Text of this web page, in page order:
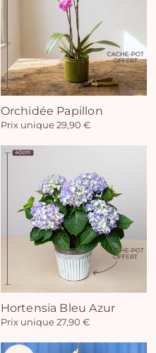
Orchidée Papillon
Prix unique 29,90 €
Hortensia Bleu Azur
Prix unique 27,90 €